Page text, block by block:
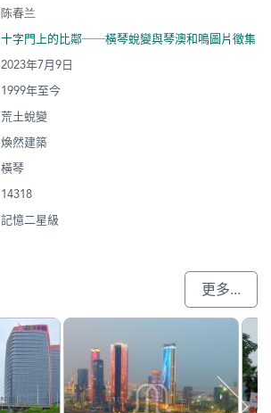
陈春兰
十字門上的比鄰──橫琴蛻變與琴澳和鳴圖片徵集
2023年7月9日
1999年至今
荒土蛻變
煥然建築
橫琴
14318
記憶二星級
更多...